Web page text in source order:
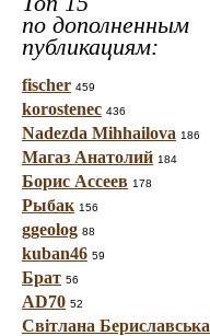
по дополненным
публикациям:
fischer 459
korostenec 436
Nadezda Mihhailova 186
Магаз Анатолий 184
Борис Ассеев 178
Рыбак 156
ggeolog 88
kuban46 59
Брат 56
AD70 52
Світлана Бериславська